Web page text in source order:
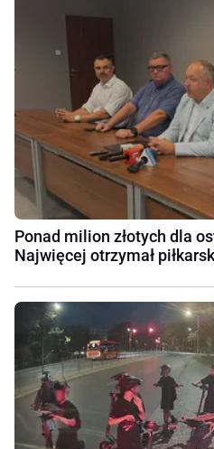
Ponad milion złotych dla
Najwięcej otrzymał